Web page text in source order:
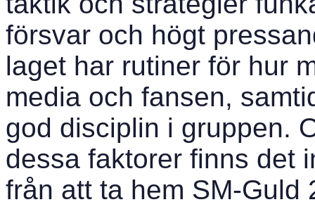
försvar och högt
laget har rutiner för hur
media och fansen,
god disciplin i gruppen.
dessa faktorer finns det
från att ta hem SM-Guld